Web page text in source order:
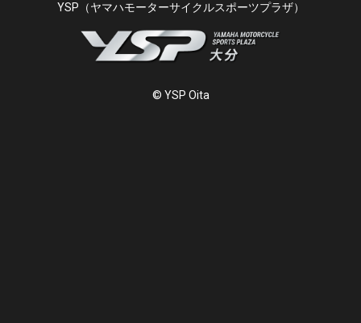
YSP（ヤマハモーターサイクルスポーツプラザ）
© YSP Oita